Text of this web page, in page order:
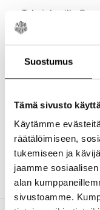
Suostumus
Tämä sivusto
Käytämme
räätälöimiseen,
tukemiseen ja
jaamme
alan
sivustoamme.
Imatran myymälä
Jyväskylän
Takaiskarille
huoltotuote.
tarvittavat
Ominaisuudet
Sisältö:
Air
liukurenkaat,
varaosat,
Tuotenimi:
Remote (2018+)